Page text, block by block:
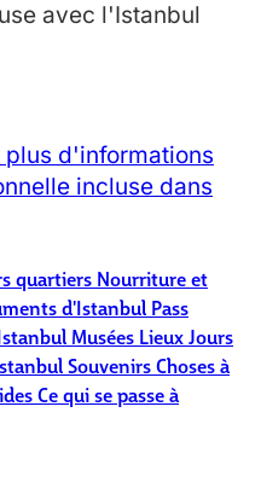
avec l'Istanbul
d'informations
incluse dans
quartiers Nourriture et
d'Istanbul Pass
Musées LieuxJours
SouvenirsChoses à
Ce qui se passe à